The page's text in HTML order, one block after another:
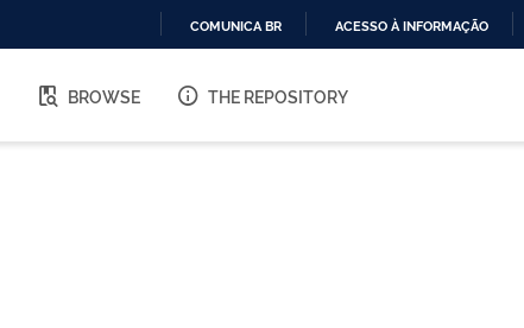
O
COMUNICA BR ACESSO À INFORMAÇÃO
BROWSE THE REPOSITORY